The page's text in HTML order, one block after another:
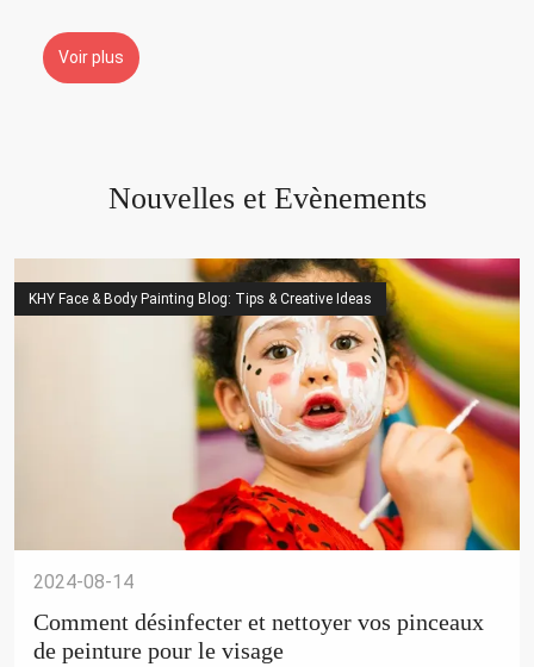
Voir plus
Nouvelles et Evènements
KHY Face & Body Painting Blog: Tips & Creative Ideas
2024-08-14
Comment désinfecter et nettoyer vos pinceaux
de peinture pour le visage